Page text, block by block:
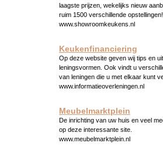
laagste prijzen, wekelijks nieuw
ruim 1500 verschillende opstellingen!
www.showroomkeukens.nl
Keukenfinanciering
Op deze website geven wij tips en
leningsvormen. Ook vindt u
van leningen die u met elkaar kunt
www.informatieoverleningen.nl
Meubelmarktplein
De inrichting van uw huis en veel
op deze interessante site.
www.meubelmarktplein.nl